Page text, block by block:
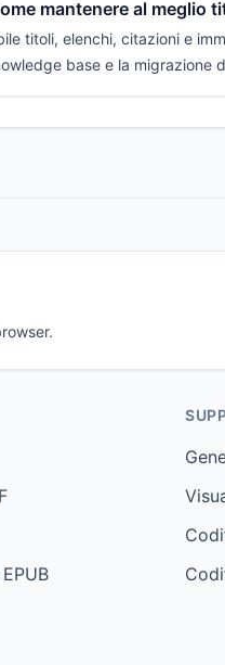
mantenere al meglio
titoli, elenchi, citazioni e
base e la migrazione